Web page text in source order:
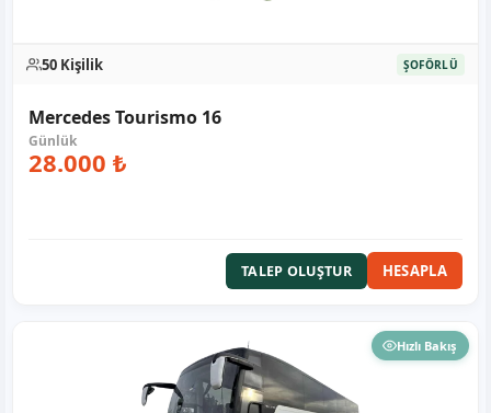
50 Kişilik ŞOFÖRLÜ
Mercedes Tourismo 16
28.000 ₺
TALEP OLUŞTUR HESAPLA
Hızlı Bakış